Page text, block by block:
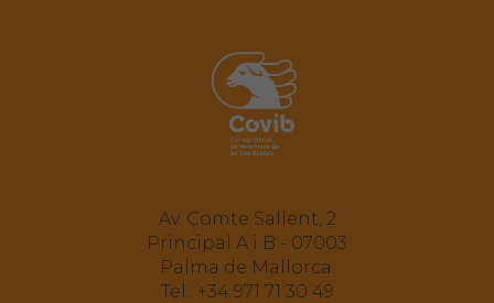
Av. Comte Sallent, 2
Principal A i B - 07003
Palma de Mallorca.
Tel.: +34 971 71 30 49